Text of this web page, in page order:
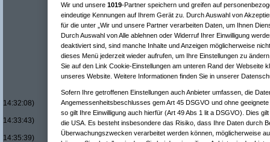
Re(8): Neue "Supersteuer" für Luxusautos(Pervasive
Re(9): Neue "Supersteuer" für Luxusautos(bootleg
Re(10): Neue "Supersteuer" für Luxusautos(
Re(11): Neue "Supersteuer" für Luxusautos
Re(12): Neue "Supersteuer" für Luxusautos
Re(13): Neue "Supersteuer" für
Re(14): Neue "Supersteuer" für
Re(15): Neue "Supersteuer" für
Re(16): Neue "Supersteuer" für
Re(18): Neue
14:32:08)
Re(19): Neue
14:33:43)
Re(20): Neue
14:35:39)
Wir und unsere 1019-Partner speichern und greifen auf
eindeutige Kennungen auf Ihrem Gerät zu. Durch Auswahl von
für die unter „Wir und unsere Partner verarbeiten Daten, um Ihnen
Durch Auswahl von Alle ablehnen oder Widerruf Ihrer Einwilligung
deaktiviert sind, sind manche Inhalte und Anzeigen möglicherweise
dieses Menü jederzeit wieder aufrufen, um Ihre Einstellungen zu
Sie auf den Link Cookie-Einstellungen am unteren Rand der Webseite
unseres Website. Weitere Informationen finden Sie in unserer
Sofern Ihre getroffenen Einstellungen auch Anbieter umfassen, die
Angemessenheitsbeschlusses gem Art 45 DSGVO und ohne
so gilt Ihre Einwilligung auch hierfür (Art 49 Abs 1 lit a DSGVO). Dies
die USA. Es besteht insbesondere das Risiko, dass Ihre Daten durch
Überwachungszwecken verarbeitet werden können, möglicherweise